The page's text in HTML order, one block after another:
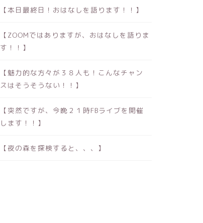
【本日最終日！おはなしを語ります！！】
【ZOOMではありますが、おはなしを語りま
す！！】
【魅力的な方々が３８人も！こんなチャン
スはそうそうない！！】
【突然ですが、今晩２１時FBライブを開催
します！！】
【夜の森を探検すると、、、】